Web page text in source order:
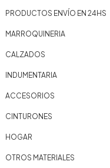
PRODUCTOS ENVÍO EN 24HS
MARROQUINERIA
CALZADOS
INDUMENTARIA
ACCESORIOS
CINTURONES
HOGAR
OTROS MATERIALES